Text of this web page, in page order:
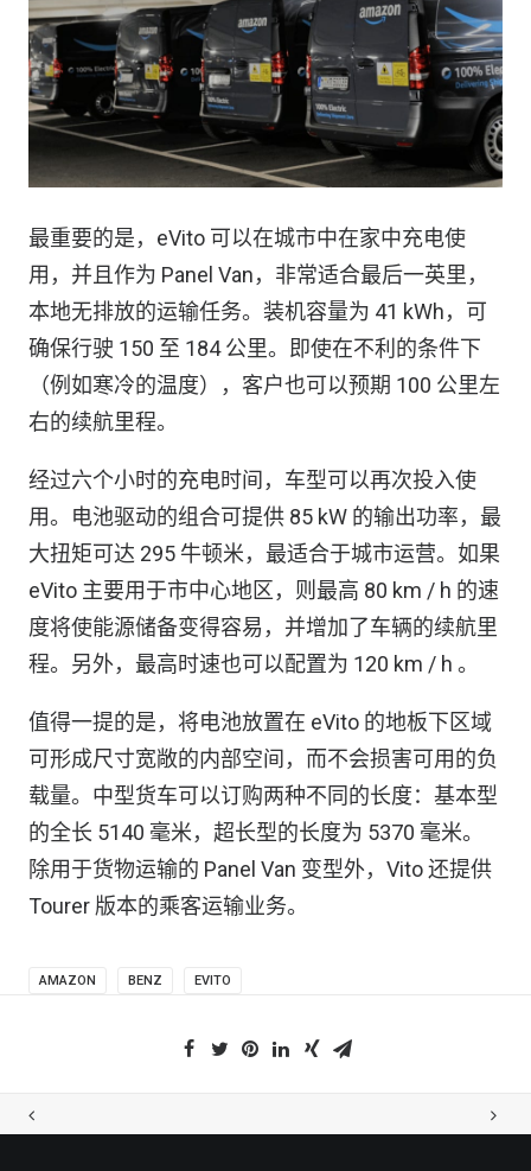
最重要的是，eVito 可以在城市中在家中充电使
用，并且作为 Panel Van，非常适合最后一英里，
本地无排放的运输任务。装机容量为 41 kWh，可
确保行驶 150 至 184 公里。即使在不利的条件下
（例如寒冷的温度），客户也可以预期 100 公里左
右的续航里程。
经过六个小时的充电时间，车型可以再次投入使
用。电池驱动的组合可提供 85 kW 的输出功率，最
大扭矩可达 295 牛顿米，最适合于城市运营。如果
eVito 主要用于市中心地区，则最高 80 km / h 的速
度将使能源储备变得容易，并增加了车辆的续航里
程。另外，最高时速也可以配置为 120 km / h 。
值得一提的是，将电池放置在 eVito 的地板下区域
可形成尺寸宽敞的内部空间，而不会损害可用的负
载量。中型货车可以订购两种不同的长度：基本型
的全长 5140 毫米，超长型的长度为 5370 毫米。
除用于货物运输的 Panel Van 变型外，Vito 还提供
Tourer 版本的乘客运输业务。
AMAZON BENZ EVITO